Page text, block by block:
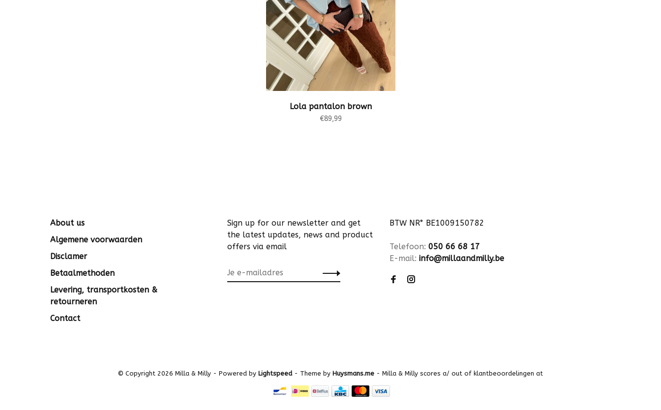
Lola pantalon brown
€89,99
About us
Algemene voorwaarden
Disclamer
Betaalmethoden
Levering, transportkosten &
retourneren
Contact
Sign up for our newsletter and get
the latest updates, news and product
offers via email
BTW NR° BE1009150782
Telefoon: 050 66 68 17
E-mail: info@millaandmilly.be
© Copyright 2026 Milla & Milly - Powered by Lightspeed- Theme by Huysmans.me - Milla & Milly scores a/ out of klantbeoordelingen at